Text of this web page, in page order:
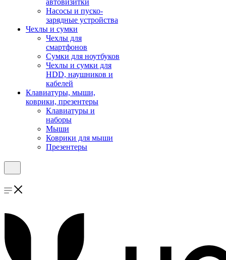
автовизитки
Насосы и пуско-
зарядные устройства
Чехлы и сумки
Чехлы для
смартфонов
Сумки для ноутбуков
Чехлы и сумки для
HDD, наушников и
кабелей
Клавиатуры, мыши,
коврики, презентеры
Клавиатуры и
наборы
Мыши
Коврики для мыши
Презентеры